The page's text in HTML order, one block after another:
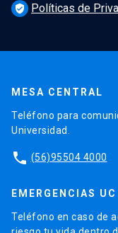
verified_user Políticas de
MESA CENTRAL
Teléfono para
Universidad.
phone (56)95504 4000
EMERGENCIAS UC
Teléfono en caso de